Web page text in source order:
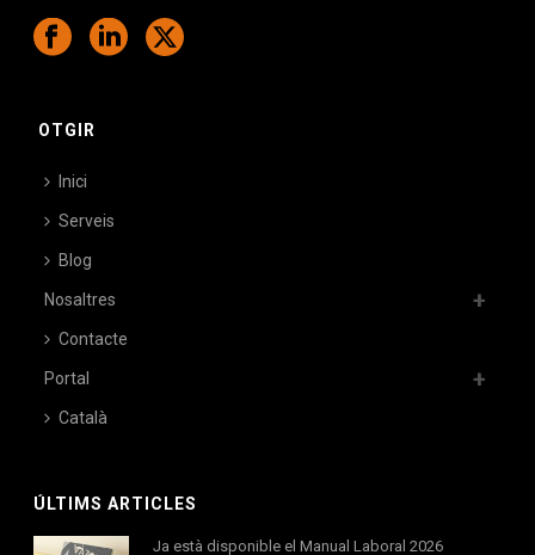
OTGIR
Inici
Serveis
Blog
Nosaltres
Contacte
Portal
Català
ÚLTIMS ARTICLES
Ja està disponible el Manual Laboral 2026